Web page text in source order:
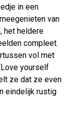
in een
van
het heldere
compleet.
vol met
yourself
ze dat ze even
eindelijk rustig